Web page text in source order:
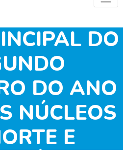
É
DO
DO ANO
NÚCLEOS
E